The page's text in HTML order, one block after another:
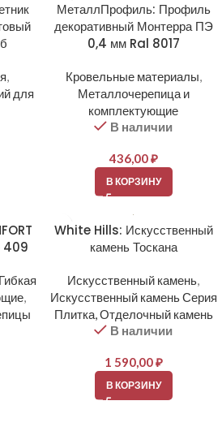
,
для
МеталлПрофиль: Профиль
декоративный Монтерра ПЭ
0,4 мм Ral 8017
Кровельные материалы,
Металлочерепица и
комплектующие
В наличии
436,00₽
В КОРЗИНУ
409
Гибкая
,
White Hills: Искусственный
камень Тоскана
Искусственный камень,
Искусственный камень Серия
Плитка, Отделочный камень
В наличии
1 590,00₽
В КОРЗИНУ